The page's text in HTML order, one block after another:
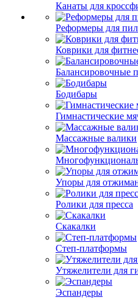
Канаты для
Реформеры для
Коврики для
Балансировочные
Бодибары
Гимнастические
Массажные валики
Упоры для
Ролики для пресса
Скакалки
Степ-платформы
Утяжелители для
Эспандеры